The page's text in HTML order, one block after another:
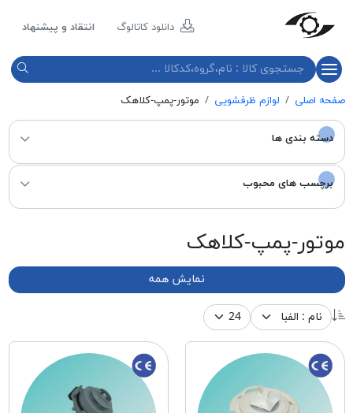
دانلود کاتالوگ انتقاد و پیشنهاد
صفحه اصلی لوازم ظرفشویی موتور-پمپ-کلاهک
دسته بندی ها
برچسب های محبوب
موتور-پمپ-کلاهک
نمایش همه